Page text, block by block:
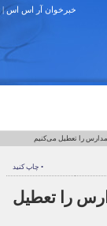
خبرخوان آر اس اس|
را تعطیل می‌کنیم
• چاپ کنید
را تعطیل